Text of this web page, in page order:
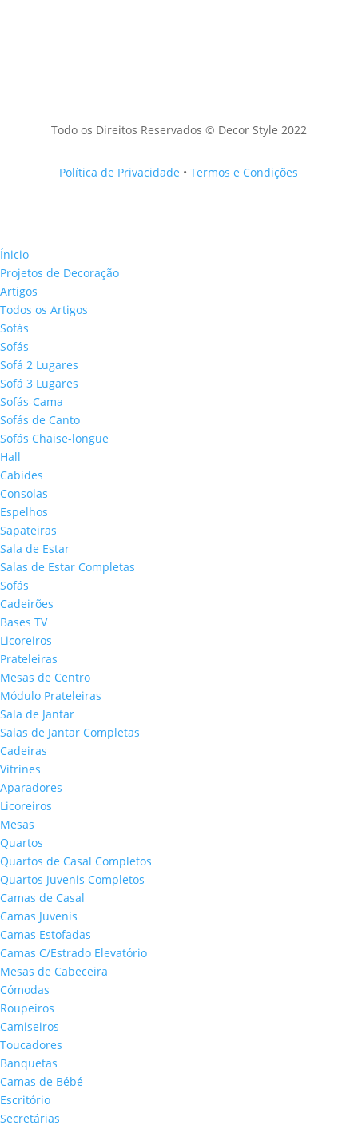
Todo os Direitos Reservados © Decor Style 2022
Política de Privacidade •Termos e Condições
Ínicio
Projetos de Decoração
Artigos
Todos os Artigos
Sofás
Sofás
Sofá 2 Lugares
Sofá 3 Lugares
Sofás-Cama
Sofás de Canto
Sofás Chaise-longue
Hall
Cabides
Consolas
Espelhos
Sapateiras
Sala de Estar
Salas de Estar Completas
Sofás
Cadeirões
Bases TV
Licoreiros
Prateleiras
Mesas de Centro
Módulo Prateleiras
Sala de Jantar
Salas de Jantar Completas
Cadeiras
Vitrines
Aparadores
Licoreiros
Mesas
Quartos
Quartos de Casal Completos
Quartos Juvenis Completos
Camas de Casal
Camas Juvenis
Camas Estofadas
Camas C/Estrado Elevatório
Mesas de Cabeceira
Cómodas
Roupeiros
Camiseiros
Toucadores
Banquetas
Camas de Bébé
Escritório
Secretárias